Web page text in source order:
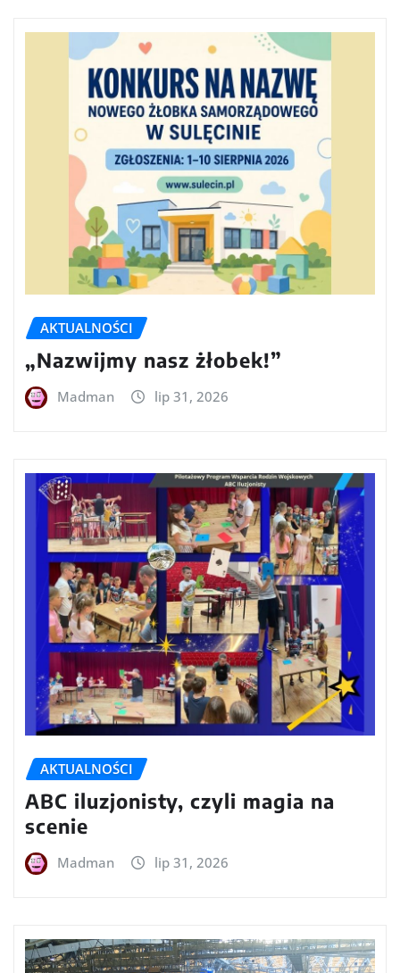
AKTUALNOŚCI
„Nazwijmy nasz żłobek!”
Madman lip 31, 2026
AKTUALNOŚCI
ABC iluzjonisty, czyli magia na
scenie
Madman lip 31, 2026